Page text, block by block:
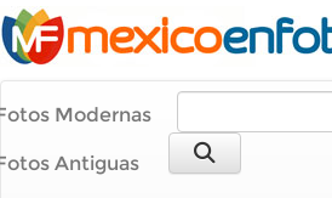
Modernas
Antiguas